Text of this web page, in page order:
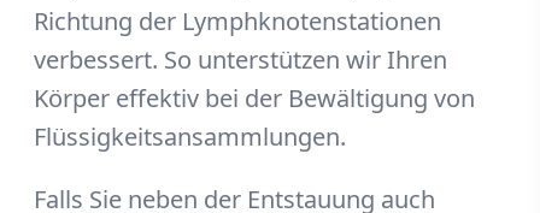
Richtung der Lymphknotenstationen
verbessert. So unterstützen wir Ihren
Körper effektiv bei der Bewältigung von
Flüssigkeitsansammlungen.
Falls Sie neben der Entstauung auch